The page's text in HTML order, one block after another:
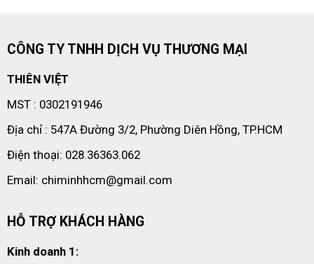
CÔNG TY TNHH DỊCH VỤ THƯƠNG MẠI
THIÊN VIỆT
MST : 0302191946
Địa chỉ : 547A Đường 3/2, Phường Diên Hồng, TP.HCM
Điện thoại: 028.36363.062
Email: chiminhhcm@gmail.com
HỖ TRỢ KHÁCH HÀNG
Kinh doanh 1: